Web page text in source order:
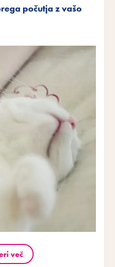
počutja z vašo
več